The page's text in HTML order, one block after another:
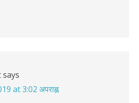
says
at 3:02 अपराह्न